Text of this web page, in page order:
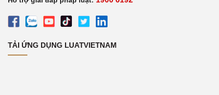
TẢI ỨNG DỤNG LUATVIETNAM